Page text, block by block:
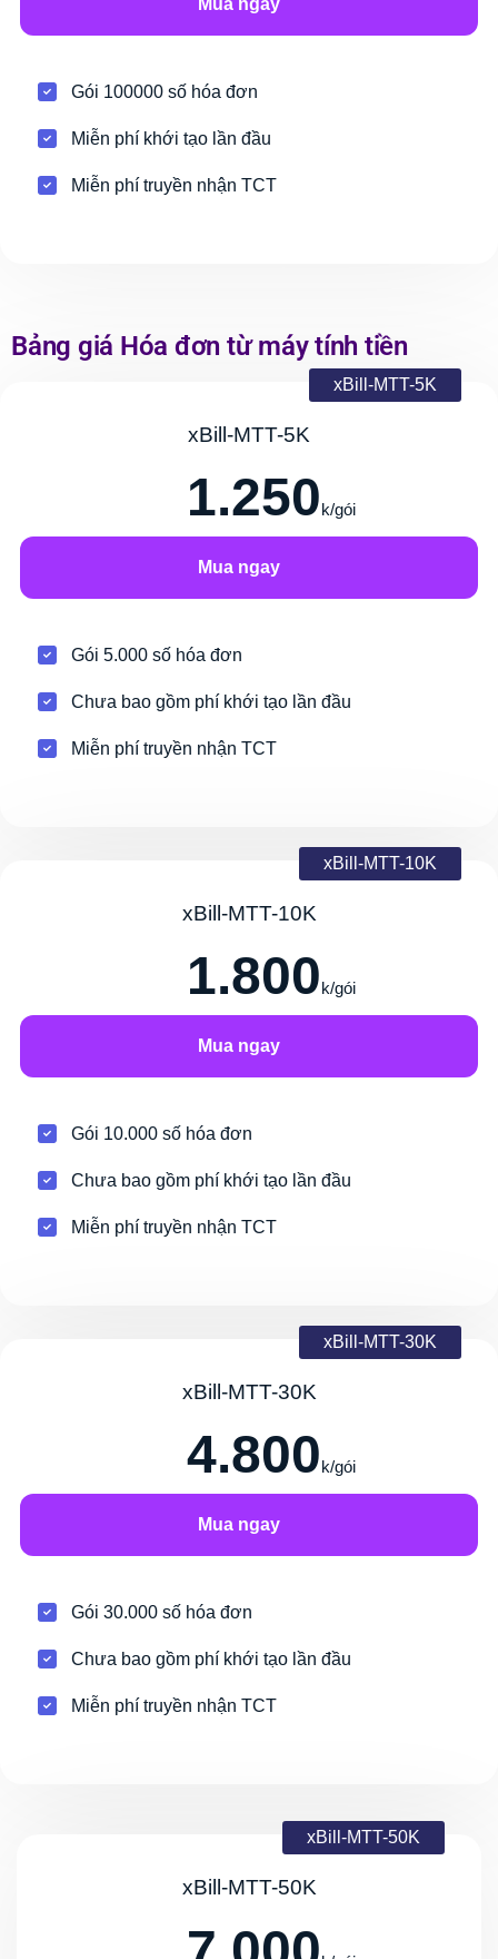
Mua ngay
Gói 100000 số hóa đơn
Miễn phí khới tạo lần đầu
Miễn phí truyền nhận TCT
Bảng giá Hóa đơn từ máy tính tiền
xBill-MTT-5K
xBill-MTT-5K
1.250k/gói
Mua ngay
Gói 5.000 số hóa đơn
Chưa bao gồm phí khới tạo lần đầu
Miễn phí truyền nhận TCT
xBill-MTT-10K
xBill-MTT-10K
1.800k/gói
Mua ngay
Gói 10.000 số hóa đơn
Chưa bao gồm phí khới tạo lần đầu
Miễn phí truyền nhận TCT
xBill-MTT-30K
xBill-MTT-30K
4.800k/gói
Mua ngay
Gói 30.000 số hóa đơn
Chưa bao gồm phí khới tạo lần đầu
Miễn phí truyền nhận TCT
xBill-MTT-50K
xBill-MTT-50K